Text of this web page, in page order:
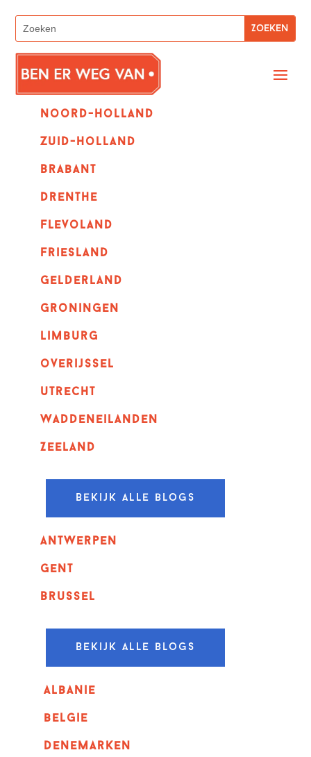
Noord-holland
zuid-holland
Brabant
Drenthe
Flevoland
Friesland
Gelderland
Groningen
Limburg
overijssel
utrecht
Waddeneilanden
Zeeland
Bekijk alle blogs
Antwerpen
GENT
Brussel
Bekijk alle blogs
albanie
belgie
denemarken